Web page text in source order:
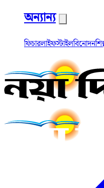
অন্যান্য
ফিচারলাইফস্টাইলবিনোদন